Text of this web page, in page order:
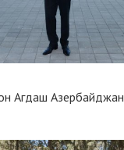
Агдаш Азербайджан